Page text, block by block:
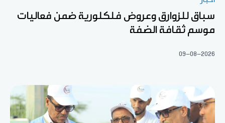
سباق للزوارق وعروض فلكلورية ضمن فعاليات
موسم ثقافة الضفة
09-08-2026